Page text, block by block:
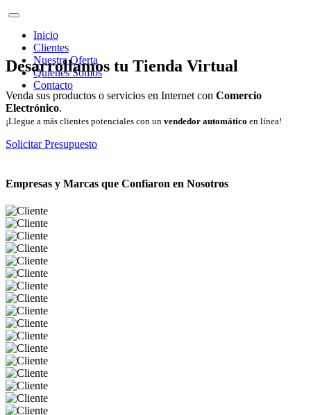
Inicio
Clientes
Nuestra Oferta
Quienes Somos
Contacto
Desarrollamos tu Tienda Virtual
Venda sus productos o servicios en Internet con Comercio
Electrónico.
¡Llegue a más clientes potenciales con un vendedor automático en línea!
Solicitar Presupuesto
Empresas y Marcas que Confiaron en Nosotros